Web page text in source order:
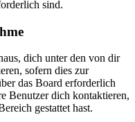
sind.
dich unter den von dir
sofern dies zur
das Board erforderlich
Benutzer dich kontaktieren,
gestattet hast.